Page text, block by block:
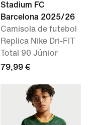
Stadium FC
Barcelona 2025/26
Camisola de futebol
Replica Nike Dri-FIT
Total 90 Júnior
79,99 €